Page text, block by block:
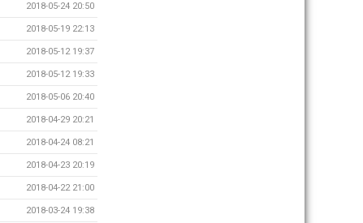
2018-05-24 20:50
2018-05-19 22:13
2018-05-12 19:37
2018-05-12 19:33
2018-05-06 20:40
2018-04-29 20:21
2018-04-24 08:21
2018-04-23 20:19
2018-04-22 21:00
2018-03-24 19:38